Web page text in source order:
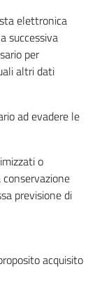
elettronica
successiva
per
altri dati
ad evadere le
o
previsione di
acquisito